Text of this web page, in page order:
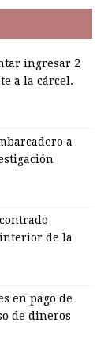
ingresar 2
a la cárcel.
a
de la
en pago de
de dineros